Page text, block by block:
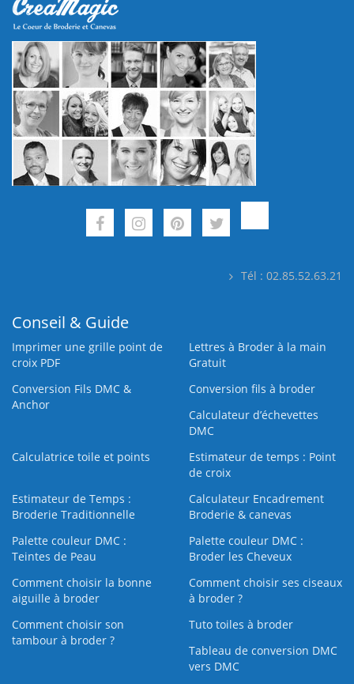
Tél : 02.85.52.63.21
Conseil & Guide
Imprimer une grille point de
croix PDF
Lettres à Broder à la main
Gratuit
Conversion Fils DMC &
Anchor
Conversion fils à broder
Calculateur d’échevettes
DMC
Calculatrice toile et points
Estimateur de temps : Point
de croix
Estimateur de Temps :
Broderie Traditionnelle
Calculateur Encadrement
Broderie & canevas
Palette couleur DMC :
Teintes de Peau
Palette couleur DMC :
Broder les Cheveux
Comment choisir la bonne
aiguille à broder
Comment choisir ses ciseaux
à broder ?
Comment choisir son
tambour à broder ?
Tuto toiles à broder
Tableau de conversion DMC
vers DMC